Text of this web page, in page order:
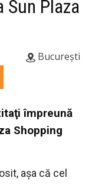
Sun Plaza
București
împreună
Shopping
aşa că cel